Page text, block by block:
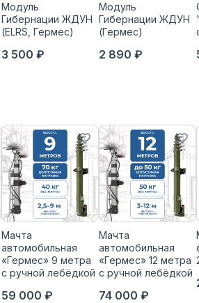
Модуль
Гибернации ЖДУН
(ELRS, Гермес)
3 500 ₽
Модуль
Гибернации ЖДУН
(Гермес)
2 890 ₽
Мачта
автомобильная
«Гермес» 9 метра
с ручной лебёдкой
59 000 ₽
Мачта
автомобильная
«Гермес» 12 метра
с ручной лебёдкой
74 000 ₽